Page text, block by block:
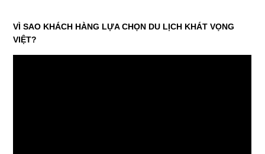
VÌ SAO KHÁCH HÀNG LỰA CHỌN DU LỊCH KHÁT VỌNG
VIỆT?